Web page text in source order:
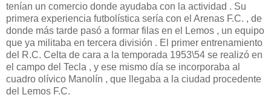
tenían un comercio donde ayudaba con la actividad . Su
primera experiencia futbolística sería con el Arenas F.C. , de
donde más tarde pasó a formar filas en el Lemos , un equipo
que ya militaba en tercera división . El primer entrenamiento
del R.C. Celta de cara a la temporada 1953\54 se realizó en
el campo del Tecla , y ese mismo día se incorporaba al
cuadro olívico Manolín , que llegaba a la ciudad procedente
del Lemos F.C.